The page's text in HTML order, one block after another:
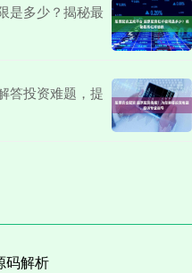
是多少？揭秘最
答投资难题，提
码解析